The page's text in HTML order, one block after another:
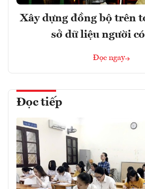
Xây dựng đồng bộ trên
sở dữ liệu người
Đọc ngay
Đọc tiếp